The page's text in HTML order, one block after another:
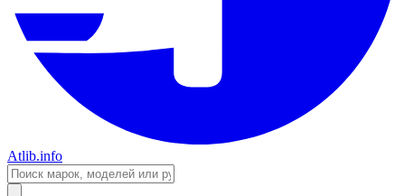
Atlib.info